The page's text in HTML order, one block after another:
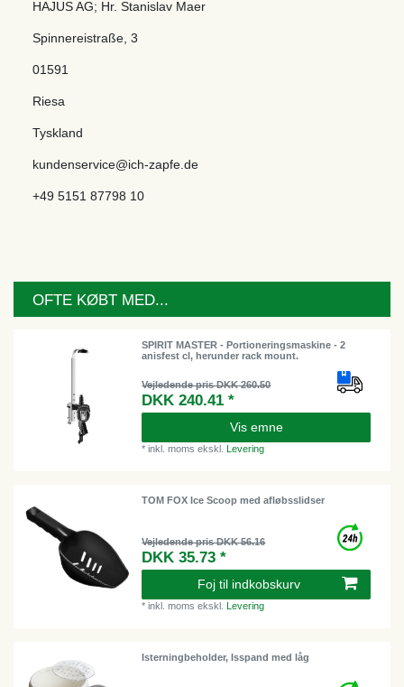
HAJUS AG; Hr. Stanislav Maer
Spinnereistraße, 3
01591
Riesa
Tyskland
kundenservice@ich-zapfe.de
+49 5151 87798 10
OFTE KØBT MED...
SPIRIT MASTER - Portioneringsmaskine - 2
anisfest cl, herunder rack mount.
Vejledende pris DKK 260.50
DKK 240.41 *
Vis emne
*inkl. moms ekskl. Levering
TOM FOX Ice Scoop med afløbsslidser
Vejledende pris DKK 56.16
DKK 35.73 *
Foj til indkobskurv
*inkl. moms ekskl.Levering
Isterningbeholder, Isspand med låg